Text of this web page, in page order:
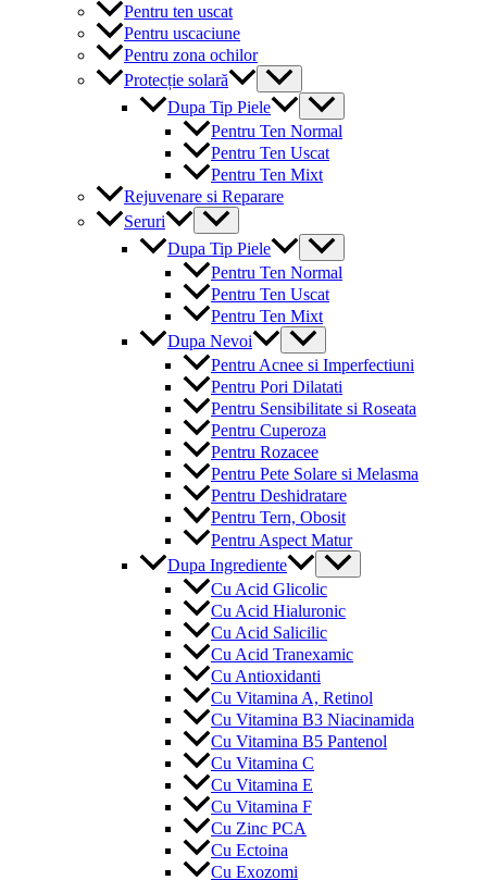
Pentru ten uscat
Pentru uscaciune
Pentru zona ochilor
Protecție solară
Menu
Toggle
Dupa Tip Piele
Menu
Toggle
Pentru Ten Normal
Pentru Ten Uscat
Pentru Ten Mixt
Rejuvenare si Reparare
Seruri
Menu
Toggle
Dupa Tip Piele
Menu
Toggle
Pentru Ten Normal
Pentru Ten Uscat
Pentru Ten Mixt
Dupa Nevoi
Menu
Toggle
Pentru Acnee si Imperfectiuni
Pentru Pori Dilatati
Pentru Sensibilitate si Roseata
Pentru Cuperoza
Pentru Rozacee
Pentru Pete Solare si Melasma
Pentru Deshidratare
Pentru Tern, Obosit
Pentru Aspect Matur
Dupa Ingrediente
Menu
Toggle
Cu Acid Glicolic
Cu Acid Hialuronic
Cu Acid Salicilic
Cu Acid Tranexamic
Cu Antioxidanti
Cu Vitamina A, Retinol
Cu Vitamina B3 Niacinamida
Cu Vitamina B5 Pantenol
Cu Vitamina C
Cu Vitamina E
Cu Vitamina F
Cu Zinc PCA
Cu Ectoina
Cu Exozomi